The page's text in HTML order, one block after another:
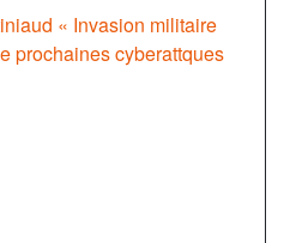
« Invasion militaire
prochaines cyberattques